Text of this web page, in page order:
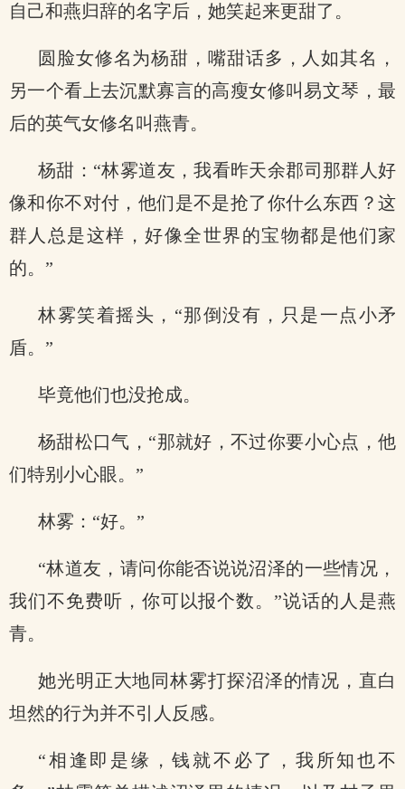
自己和燕归辞的名字后，她笑起来更甜了。
圆脸女修名为杨甜，嘴甜话多，人如其名，
另一个看上去沉默寡言的高瘦女修叫易文琴，最
后的英气女修名叫燕青。
杨甜：“林雾道友，我看昨天余郡司那群人好
像和你不对付，他们是不是抢了你什么东西？这
群人总是这样，好像全世界的宝物都是他们家
的。”
林雾笑着摇头，“那倒没有，只是一点小矛
盾。”
毕竟他们也没抢成。
杨甜松口气，“那就好，不过你要小心点，他
们特别小心眼。”
林雾：“好。”
“林道友，请问你能否说说沼泽的一些情况，
我们不免费听，你可以报个数。”说话的人是燕
青。
她光明正大地同林雾打探沼泽的情况，直白
坦然的行为并不引人反感。
“相逢即是缘，钱就不必了，我所知也不